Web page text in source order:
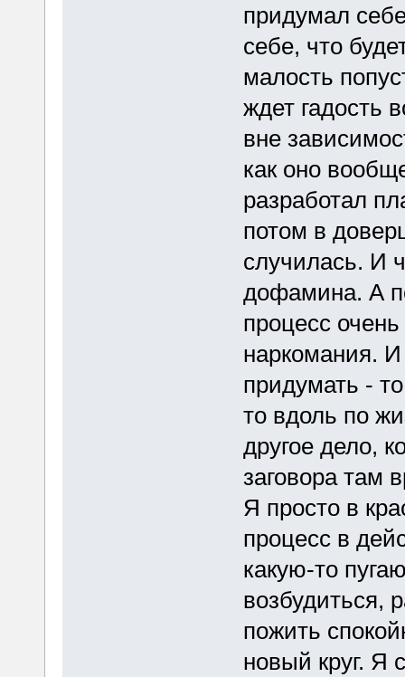
придумал
себе, что
малость
ждет гадость
вне
как оно
разработал
потом в
случилась. И
дофамина. А
процесс
наркомания. И
придумать -
то вдоль по
другое дело,
заговора там
Я просто в
процесс в
какую-то
возбудиться,
пожить
новый круг. Я